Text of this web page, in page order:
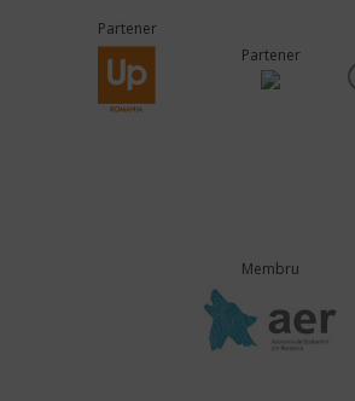
Partener
Partener
Membru